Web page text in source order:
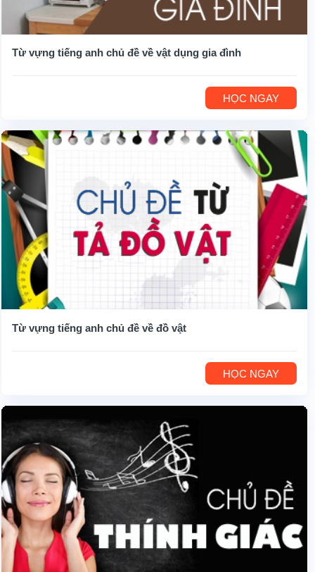
Từ vựng tiếng anh chủ đề về vật dụng gia đình
HỌC NGAY
Từ vựng tiếng anh chủ đề về đồ vật
HỌC NGAY